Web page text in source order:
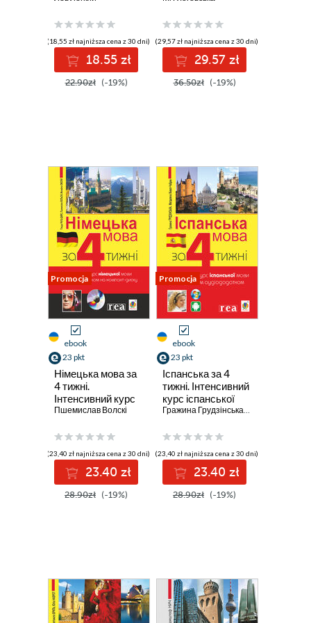
(18,55 zł najniższa cena z 30 dni)
18.55 zł
22.90zł (-19%)
аудіододатком
(29,57 zł najniższa cena z 30 dni)
29.57 zł
36.50zł (-19%)
Promocja
ebook
23 pkt
Німецька мова за
4 тижні.
Інтенсивний курс
німецької мови з
аудіододатком
Пшемислав Волскі
(23,40 zł najniższa cena z 30 dni)
23.40 zł
28.90zł (-19%)
Promocja
ebook
23 pkt
Іспанська за 4
тижні. Інтенсивний
курс іспанської
мови з
аудіододатком
Гражина Грудзінська
,Магдалена
(23,40 zł najniższa cena z 30 dni)
23.40 zł
28.90zł (-19%)